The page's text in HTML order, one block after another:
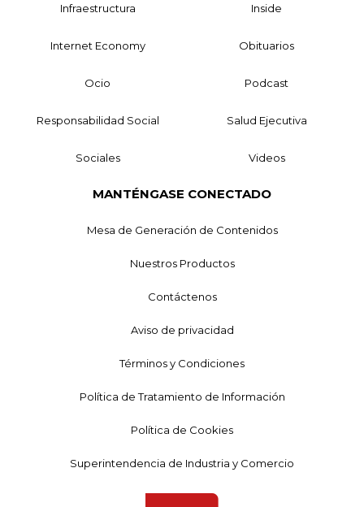
Infraestructura Inside
Internet Economy Obituarios
Ocio Podcast
Responsabilidad Social Salud Ejecutiva
Sociales Videos
MANTÉNGASE CONECTADO
Mesa de Generación de Contenidos
Nuestros Productos
Contáctenos
Aviso de privacidad
Términos y Condiciones
Política de Tratamiento de Información
Política de Cookies
Superintendencia de Industria y Comercio